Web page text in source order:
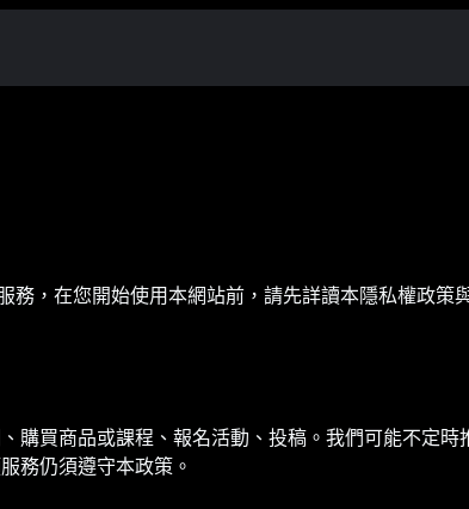
務，在您開始使用本網站前，請先詳讀本隱私權政策
購買商品或課程、報名活動、投稿。我們可能不定
務仍須遵守本政策。